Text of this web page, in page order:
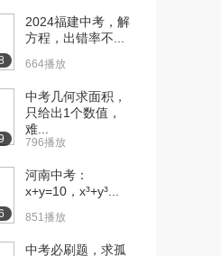
2024福建中考，解
方程，出错率不...
664播放
中考几何求面积，
只给出1个数值，
难...
796播放
河南中考：
x+y=10，x³+y³...
851播放
中考必刷题，求孤